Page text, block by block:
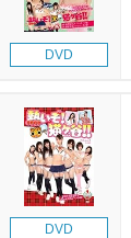
DVD
DVD